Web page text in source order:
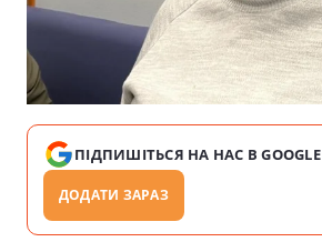
ПІДПИШІТЬСЯ НА НАС В GOOGLE
ДОДАТИ ЗАРАЗ